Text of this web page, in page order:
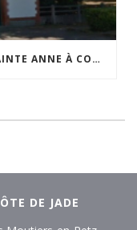
ANNULATION DE LA FÊTE DE LA SAINTE ANNE À COMBERGE
DE JADE